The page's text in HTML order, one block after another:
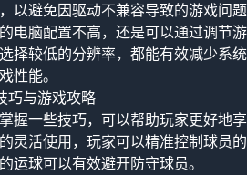
以避免因驱动不兼容导致的游戏问
电脑配置不高，还是可以通过调节
择较低的分辨率，都能有效减少系
性能。
巧与游戏攻略
握一些技巧，可以帮助玩家更好地
灵活使用，玩家可以精准控制球员
运球可以有效避开防守球员。